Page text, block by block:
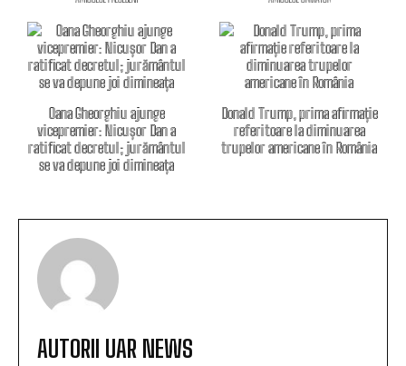
Oana Gheorghiu ajunge
vicepremier: Nicușor Dan a
ratificat decretul; jurământul
se va depune joi dimineața
Donald Trump, prima afirmație
referitoare la diminuarea
trupelor americane în România
AUTORII UAR NEWS